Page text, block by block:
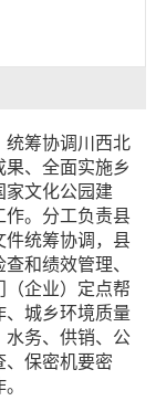
统筹协调川西北
果、全面实施乡
家文化公园建
作。分工负责县
件统筹协调，县
和绩效管理、
（企业）定点帮
、城乡环境质量
水务、供销、公
、保密机要密